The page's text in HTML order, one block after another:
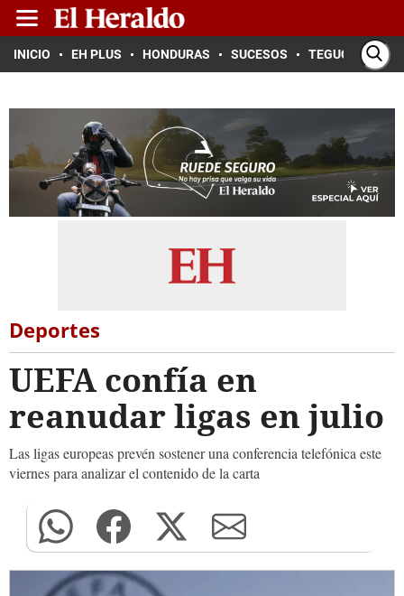
INICIO EH PLUS HONDURAS SUCESOS TEGUCIGALPA
Deportes
UEFA confía en
reanudar ligas en julio
Las ligas europeas prevén sostener una conferencia telefónica este
viernes para analizar el contenido de la carta